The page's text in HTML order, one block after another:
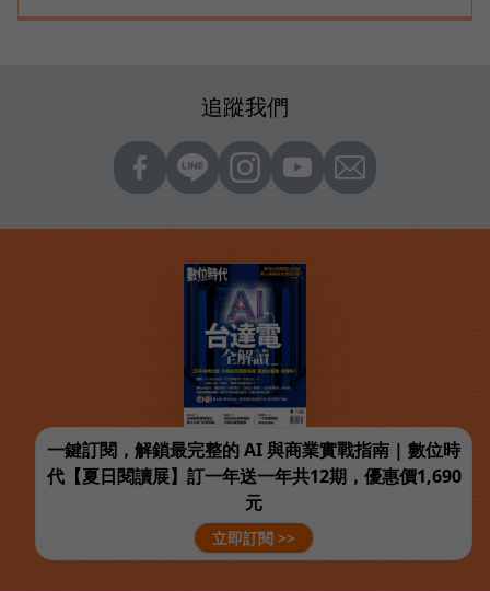
追蹤我們
一鍵訂閱，解鎖最完整的 AI 與商業實戰指南 | 數位時
代【夏日閱讀展】訂一年送一年共12期，優惠價1,690
元
立即訂閱 >>